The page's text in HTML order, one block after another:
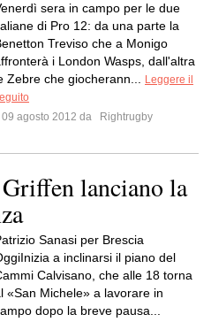
sera in campo per le due
di Pro 12: da una parte la
Treviso che a Monigo
i London Wasps, dall'altra
Zebre che giocherann...
Leggere il
Il 09 agosto 2012 da
Rightrugby
lanciano la
Sanasi per Brescia
a inclinarsi il piano del
Calvisano, che alle 18 torna
«San Michele» a lavorare in
dopo la breve pausa...